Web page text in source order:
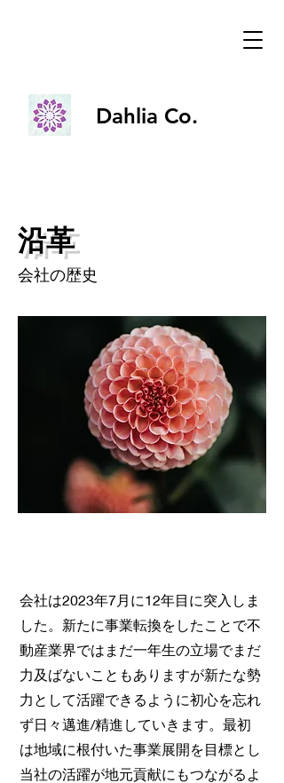
Dahlia Co.
Dahlia Co.
沿革
会社の歴史
会社は2023年7月に12年目に突入しま
した。新たに事業転換をしたことで不
動産業界ではまだ一年生の立場でまだ
力及ばないこともありますが新たな勢
力として活躍できるように初心を忘れ
ず日々邁進/精進していきます。最初
は地域に根付いた事業展開を目標とし
当社の活躍が地元貢献にもつながるよ